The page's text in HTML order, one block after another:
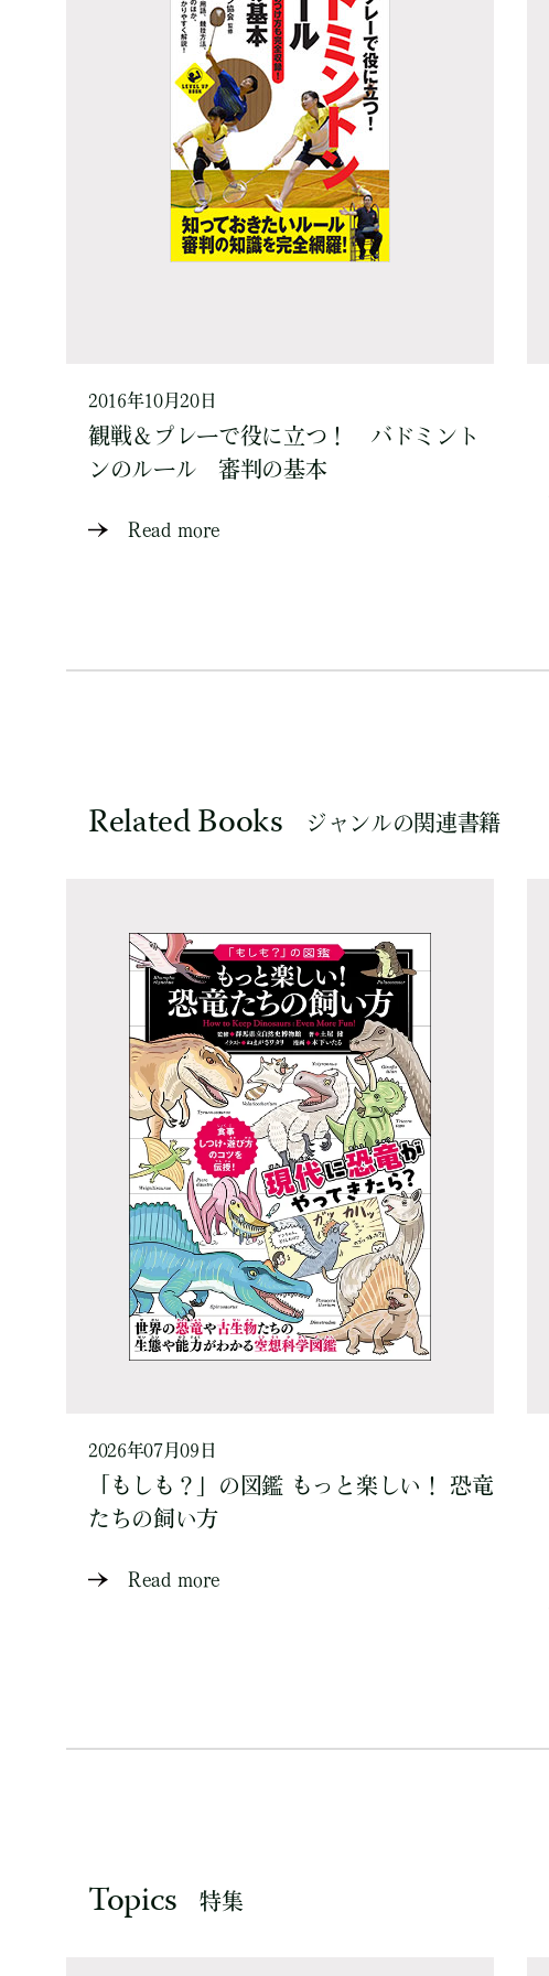
2016年10月20日
観戦＆プレーで役に立つ！ バドミント
ンのルール 審判の基本
Read more
Related Books ジャンルの関連書籍
2026年07月09日
「もしも？」の図鑑 もっと楽しい！ 恐竜
たちの飼い方
Read more
Topics 特集